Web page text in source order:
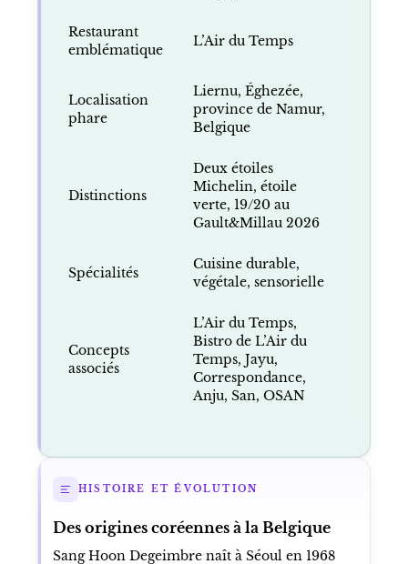
Restaurant
emblématique
L’Air du Temps
Localisation
phare
Liernu, Éghezée,
province de Namur,
Belgique
Distinctions
Deux étoiles
Michelin, étoile
verte, 19/20 au
Gault&Millau 2026
Spécialités
Cuisine durable,
végétale, sensorielle
Concepts
associés
L’Air du Temps,
Bistro de L’Air du
Temps, Jayu,
Correspondance,
Anju, San, OSAN
HISTOIRE ET ÉVOLUTION
Des origines coréennes à la Belgique
Sang Hoon Degeimbre naît à Séoul en 1968